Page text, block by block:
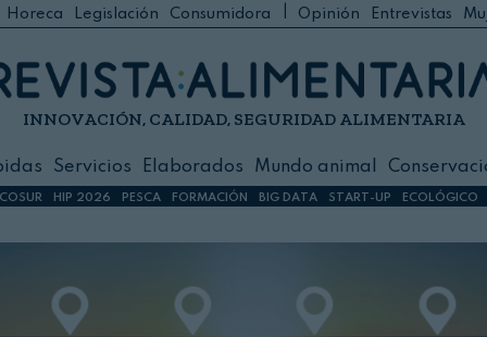
Horeca Legislación Consumidora Opinión Entrevistas
INNOVACIÓN, CALIDAD, SEGURIDAD ALIMENTARIA
Servicios Elaborados Mundo animal
Foodservice
HIP 2026 PESCA FORMACIÓN BIG DATA START-UP ECOLÓGICO